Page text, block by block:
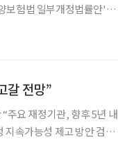
보험법 일부개정법률안'을
갈 전망”
주요 재정기관, 향후 5년 내
지속가능성 제고 방안 검토